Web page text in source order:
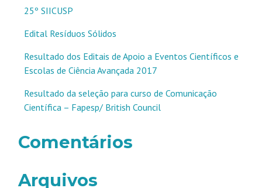
25º SIICUSP
Edital Resíduos Sólidos
Resultado dos Editais de Apoio a Eventos Científicos e
Escolas de Ciência Avançada 2017
Resultado da seleção para curso de Comunicação
Científica – Fapesp/ British Council
Comentários
Arquivos